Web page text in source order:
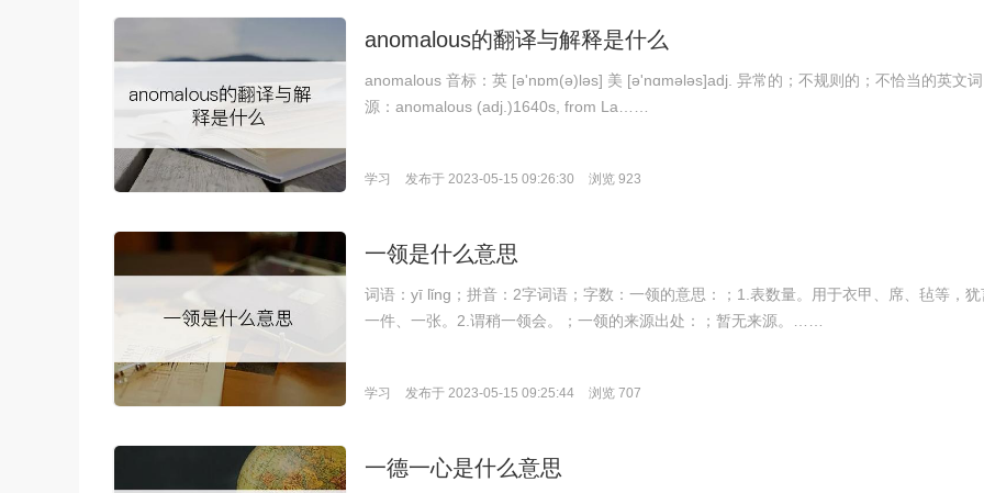
anomalous的翻译与解释是什么
anomalous 音标：英 [ə'nɒm(ə)ləs] 美 [ə'nɑmələs]adj. 异常的；不规则的；不恰当的英文词
源：anomalous (adj.)1640s, from La……
学习 发布于 2023-05-15 09:26:30 浏览 923
一领是什么意思
词语：yī lǐng；拼音：2字词语；字数：一领的意思：；1.表数量。用于衣甲、席、毡等，犹
一件、一张。2.谓稍一领会。；一领的来源出处：；暂无来源。……
学习 发布于 2023-05-15 09:25:44 浏览 707
一德一心是什么意思